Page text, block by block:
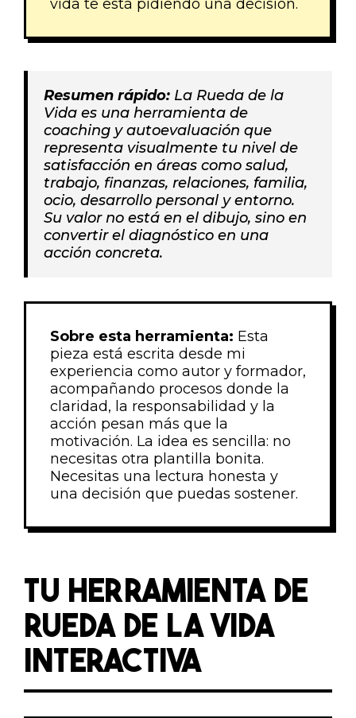
vida te está pidiendo una decisión.
Resumen rápido: La Rueda de la
Vida es una herramienta de
coaching y autoevaluación que
representa visualmente tu nivel de
satisfacción en áreas como salud,
trabajo, finanzas, relaciones, familia,
ocio, desarrollo personal y entorno.
Su valor no está en el dibujo, sino en
convertir el diagnóstico en una
acción concreta.
Sobre esta herramienta: Esta
pieza está escrita desde mi
experiencia como autor y formador,
acompañando procesos donde la
claridad, la responsabilidad y la
acción pesan más que la
motivación. La idea es sencilla: no
necesitas otra plantilla bonita.
Necesitas una lectura honesta y
una decisión que puedas sostener.
TU HERRAMIENTA DE
RUEDA DE LA VIDA
INTERACTIVA